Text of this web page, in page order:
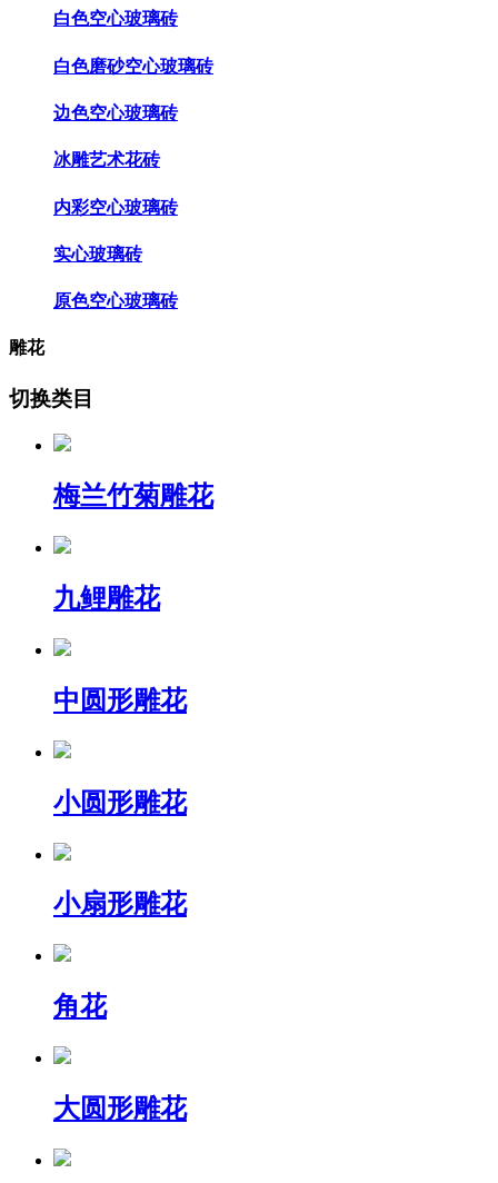
白色空心玻璃砖
白色磨砂空心玻璃砖
边色空心玻璃砖
冰雕艺术花砖
内彩空心玻璃砖
实心玻璃砖
原色空心玻璃砖
雕花
切换类目
梅兰竹菊雕花
九鲤雕花
中圆形雕花
小圆形雕花
小扇形雕花
角花
大圆形雕花